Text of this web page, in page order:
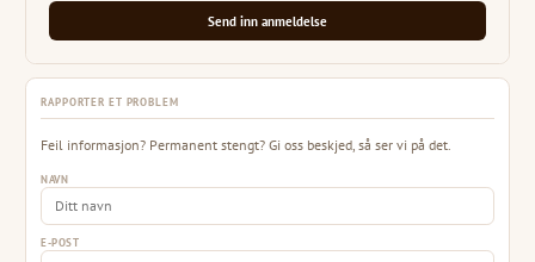
Send inn anmeldelse
RAPPORTER ET PROBLEM
Feil informasjon? Permanent stengt? Gi oss beskjed, så ser vi på det.
NAVN
E-POST